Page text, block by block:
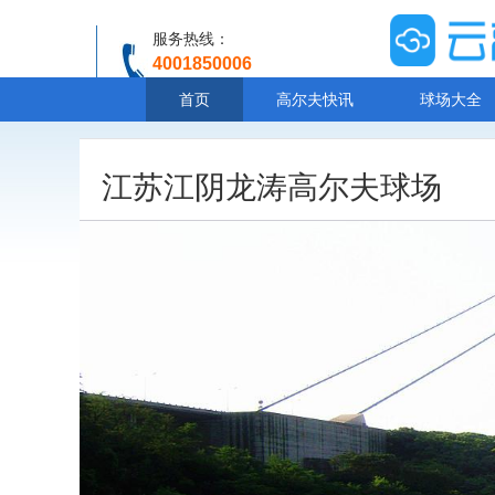
服务热线：
4001850006
首页 高尔夫快讯 球场大全
江苏江阴龙涛高尔夫球场